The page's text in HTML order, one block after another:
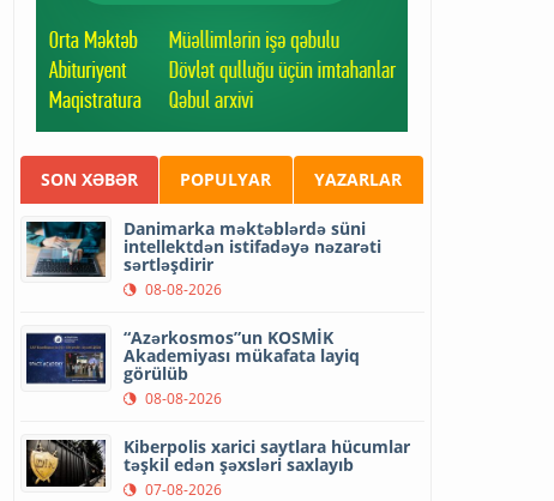
SON XƏBƏR POPULYAR YAZARLAR
Danimarka məktəblərdə süni
intellektdən istifadəyə nəzarəti
sərtləşdirir
08-08-2026
“Azərkosmos”un KOSMİK
Akademiyası mükafata layiq
görülüb
08-08-2026
Kiberpolis xarici saytlara hücumlar
təşkil edən şəxsləri saxlayıb
07-08-2026